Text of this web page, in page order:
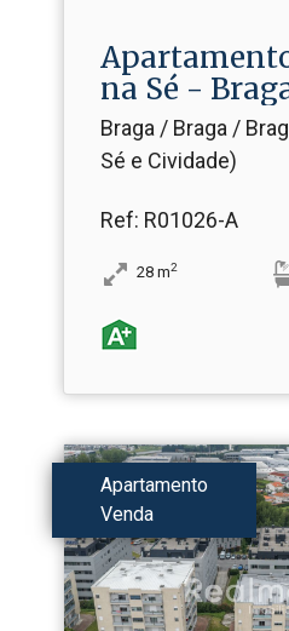
na Sé -
Braga / Braga /
Sé e Cividade)
Ref: R01026-A
28 m2
Apartamento
Venda